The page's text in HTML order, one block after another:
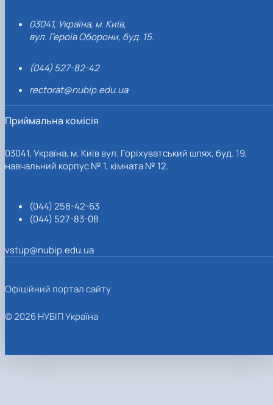
03041, Україна, м. Київ,
вул. Героїв Оборони, буд. 15.
(044) 527-82-42
rectorat@nubip.edu.ua
Приймальна комісія
03041, Україна, м. Київ вул. Горіхуватський шлях, буд. 19,
навчальний корпус № 1, кімната № 12.
(044) 258-42-63
(044) 527-83-08
vstup@nubip.edu.ua
Офіційний портал сайту
© 2026 НУБІП Україна